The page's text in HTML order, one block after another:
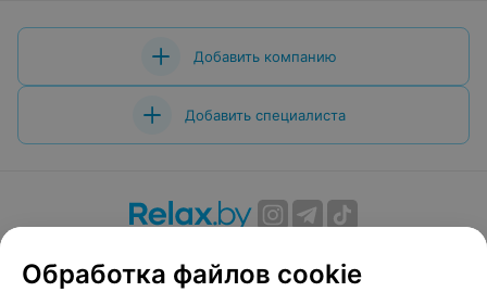
Добавить компанию
Добавить специалиста
Вакансии
Публичный договор
Способы оплаты
Обработка файлов cookie